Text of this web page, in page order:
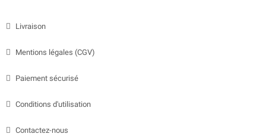
Livraison
Mentions légales (CGV)
Paiement sécurisé
Conditions d'utilisation
Contactez-nous